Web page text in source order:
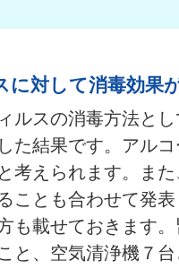
に対して消毒効果
ルスの消毒方法と
た結果です。アル
考えられます。ま
ことも合わせて発
も載せておきます
と、空気清浄機７